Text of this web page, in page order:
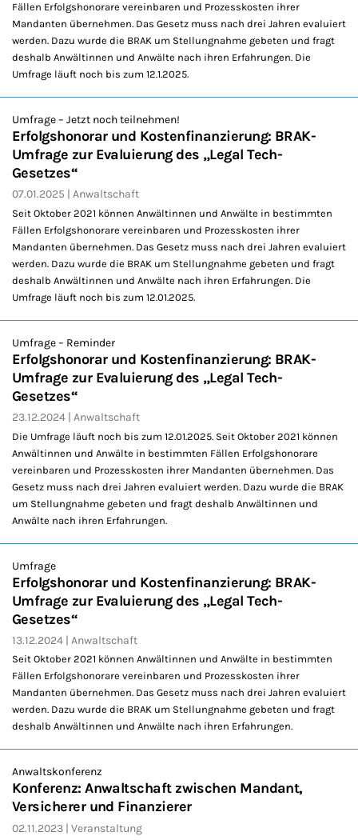
Fällen Erfolgshonorare vereinbaren und Prozesskosten ihrer
Mandanten übernehmen. Das Gesetz muss nach drei Jahren evaluiert
werden. Dazu wurde die BRAK um Stellungnahme gebeten und fragt
deshalb Anwältinnen und Anwälte nach ihren Erfahrungen. Die
Umfrage läuft noch bis zum 12.1.2025.
Umfrage – Jetzt noch teilnehmen!
Erfolgshonorar und Kostenfinanzierung: BRAK-
Umfrage zur Evaluierung des „Legal Tech-
Gesetzes“
07.01.2025 Anwaltschaft
Seit Oktober 2021 können Anwältinnen und Anwälte in bestimmten
Fällen Erfolgshonorare vereinbaren und Prozesskosten ihrer
Mandanten übernehmen. Das Gesetz muss nach drei Jahren evaluiert
werden. Dazu wurde die BRAK um Stellungnahme gebeten und fragt
deshalb Anwältinnen und Anwälte nach ihren Erfahrungen. Die
Umfrage läuft noch bis zum 12.01.2025.
Umfrage – Reminder
Erfolgshonorar und Kostenfinanzierung: BRAK-
Umfrage zur Evaluierung des „Legal Tech-
Gesetzes“
23.12.2024 Anwaltschaft
Die Umfrage läuft noch bis zum 12.01.2025. Seit Oktober 2021 können
Anwältinnen und Anwälte in bestimmten Fällen Erfolgshonorare
vereinbaren und Prozesskosten ihrer Mandanten übernehmen. Das
Gesetz muss nach drei Jahren evaluiert werden. Dazu wurde die BRAK
um Stellungnahme gebeten und fragt deshalb Anwältinnen und
Anwälte nach ihren Erfahrungen.
Umfrage
Erfolgshonorar und Kostenfinanzierung: BRAK-
Umfrage zur Evaluierung des „Legal Tech-
Gesetzes“
13.12.2024 Anwaltschaft
Seit Oktober 2021 können Anwältinnen und Anwälte in bestimmten
Fällen Erfolgshonorare vereinbaren und Prozesskosten ihrer
Mandanten übernehmen. Das Gesetz muss nach drei Jahren evaluiert
werden. Dazu wurde die BRAK um Stellungnahme gebeten und fragt
deshalb Anwältinnen und Anwälte nach ihren Erfahrungen.
Anwaltskonferenz
Konferenz: Anwaltschaft zwischen Mandant,
Versicherer und Finanzierer
02.11.2023 Veranstaltung